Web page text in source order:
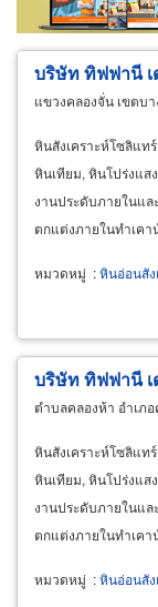
ผู้ส่งออก/นำเ
บริษัท ทิฟฟานี
แขวงคลองจั่น เขตบ
หินสังเคราะห์โซลิแท
หินเทียม, หินโปร่งแส
งานประดับภายในแ
ตกแต่งภายในทำเคา
หมวดหมู่ :หินอ่อนสัง
บริษัท ทิฟฟานี
ตำบลคลองห้า อำเภ
หินสังเคราะห์โซลิแท
หินเทียม, หินโปร่งแส
งานประดับภายในแ
ตกแต่งภายในทำเคา
หมวดหมู่ :หินอ่อนสัง